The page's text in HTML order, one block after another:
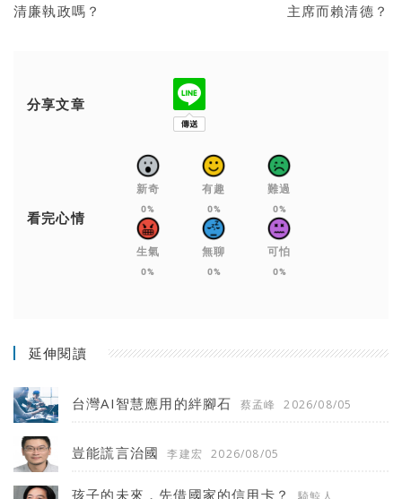
清廉執政嗎？
主席而賴清德？
分享文章
看完心情
新奇
0%
有趣
0%
難過
0%
生氣
0%
無聊
0%
可怕
0%
延伸閱讀
台灣AI智慧應用的絆腳石 蔡孟峰 2026/08/05
豈能謊言治國 李建宏 2026/08/05
孩子的未來，先借國家的信用卡？ 騎鯨人